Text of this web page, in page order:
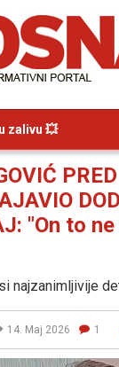
zalivu 💥
PRED
"On to
najzanimljivije
14. Maj 2026 1